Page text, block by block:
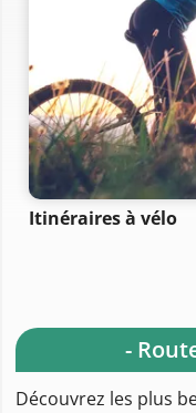
Itinéraires à vélo
-
Découvrez les plus